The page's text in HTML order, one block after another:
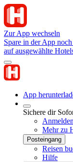
Zur App wechseln
Spare in der App
auf ausgewählte
App
Sichere dir
Anmelden
Mehr zu
Posteingang
Reisen
Hilfe